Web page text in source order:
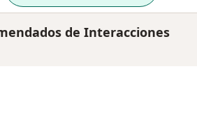
de Interacciones